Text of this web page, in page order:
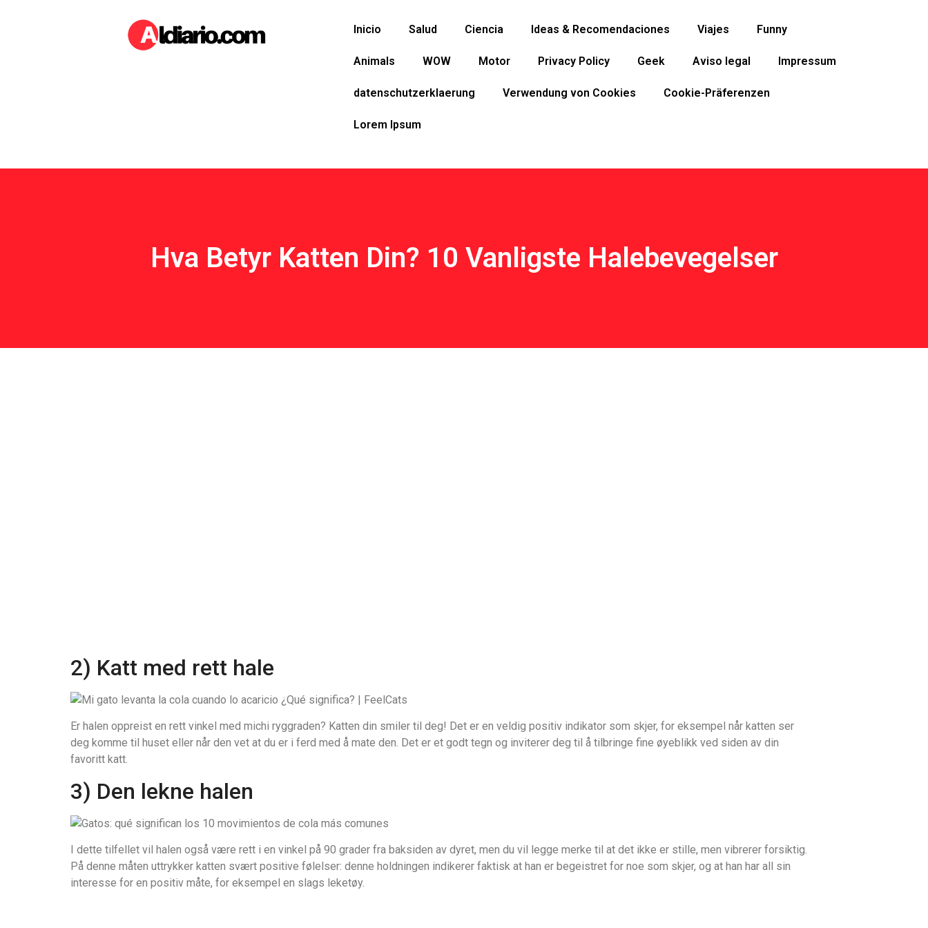
Inicio Salud Ciencia Ideas & Recomendaciones Viajes Funny
Animals WOW Motor Privacy Policy Geek Aviso legal Impressum
datenschutzerklaerung Verwendung von Cookies Cookie-Präferenzen
Lorem Ipsum
Hva Betyr Katten Din? 10 Vanligste Halebevegelser
2) Katt med rett hale
Er halen oppreist en rett vinkel med michi ryggraden? Katten din smiler til deg! Det er en veldig positiv indikator som skjer, for eksempel når katten ser
deg komme til huset eller når den vet at du er i ferd med å mate den. Det er et godt tegn og inviterer deg til å tilbringe fine øyeblikk ved siden av din
favoritt katt.
3) Den lekne halen
I dette tilfellet vil halen også være rett i en vinkel på 90 grader fra baksiden av dyret, men du vil legge merke til at det ikke er stille, men vibrerer forsiktig.
På denne måten uttrykker katten svært positive følelser: denne holdningen indikerer faktisk at han er begeistret for noe som skjer, og at han har all sin
interesse for en positiv måte, for eksempel en slags leketøy.